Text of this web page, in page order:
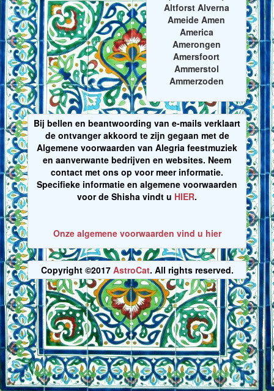
Altforst Alverna
Ameide Amen
America
Amerongen
Amersfoort
Ammerstol
Ammerzoden
Bij bellen en beantwoording van e-mails verklaart
de ontvanger akkoord te zijn gegaan met de
Algemene voorwaarden van Alegria feestmuziek
en aanverwante bedrijven en websites. Neem
contact met ons op voor meer informatie.
Specifieke informatie en algemene voorwaarden
voor de Shisha vindt u HIER.
Onze algemene voorwaarden vind u hier
Copyright ©2017 AstroCat. All rights reserved.